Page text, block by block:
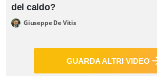
del caldo?
Giuseppe De Vitis
GUARDA ALTRI VIDEO